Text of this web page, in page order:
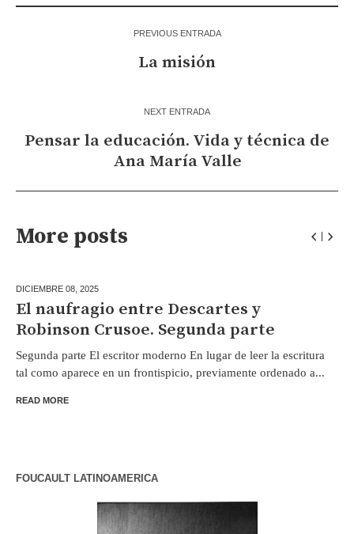
PREVIOUS ENTRADA
La misión
NEXT ENTRADA
Pensar la educación. Vida y técnica de
Ana María Valle
More posts
DICIEMBRE 08, 2025
El naufragio entre Descartes y
Robinson Crusoe. Segunda parte
Segunda parte El escritor moderno En lugar de leer la escritura
tal como aparece en un frontispicio, previamente ordenado a...
READ MORE
FOUCAULT LATINOAMERICA